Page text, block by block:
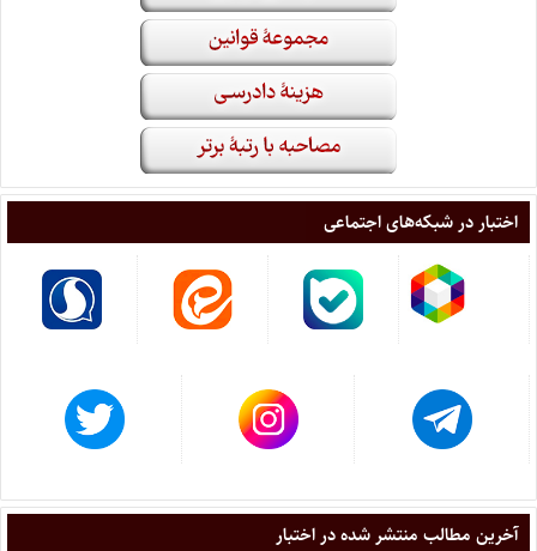
اختبار در شبکه‌های اجتماعی
آخرین مطالب منتشر شده در اختبار